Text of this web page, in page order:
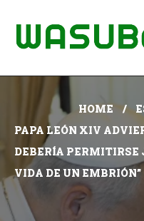
HOME
PAPA LEÓN XIV
DEBERÍA PERMITIRSE
VIDA DE UN EMBRIÓN”